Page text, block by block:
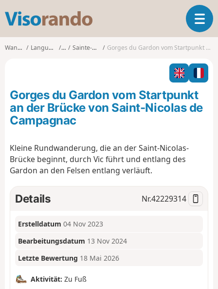
s
o
T
o
g
l
n
v
i
Wanderungen Languedoc-Roussillon GardSainte-Anastasie (Gard) Gorges du Gardon vom Startpunkt an der Brücke von Saint-Nicolas de Campagnac
Gorges du Gardon vom Startpunkt
an der Brücke von Saint-Nicolas de
Campagnac
Kleine Rundwanderung, die an der Saint-Nicolas-
Brücke beginnt, durch Vic führt und entlang des
Gardon an den Felsen entlang verläuft.
Details Nr.42229314
Erstelldatum 04 Nov 2023
Bearbeitungsdatum 13 Nov 2024
Letzte Bewertung 18 Mai 2026
Aktivität: Zu Fuß